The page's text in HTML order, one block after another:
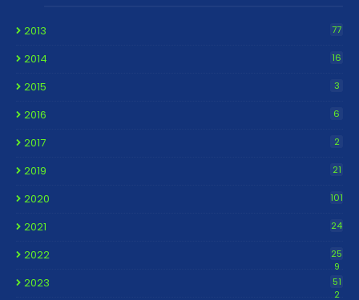
2013 77
2014 16
2015 3
2016 6
2017 2
2019 21
2020 101
2021 24
2022
25
9
2023
51
2